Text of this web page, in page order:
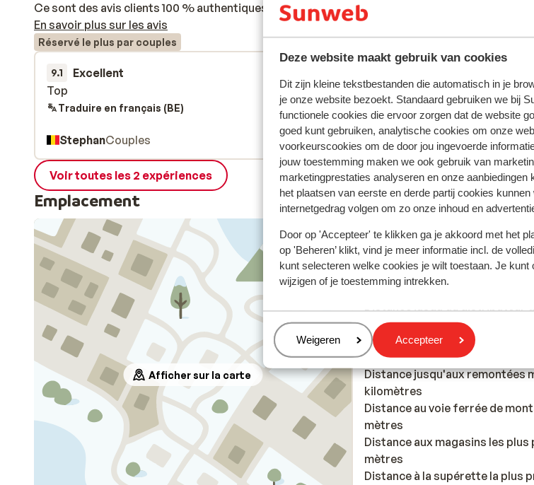
Deze website maakt gebruik van cookies
Dit zijn kleine tekstbestanden die automatisch in je
je onze website bezoekt. Standaard gebruiken we bij
functionele cookies die ervoor zorgen dat de website
goed kunt gebruiken, analytische cookies om onze
voorkeurscookies om de door jou ingevoerde
jouw toestemming maken we ook gebruik van
marketingprestaties analyseren en onze aanbiedingen
het plaatsen van eerste en derde partij cookies
internetgedrag volgen om zo onze inhoud en
Door op 'Accepteer' te klikken ga je akkoord met het
op 'Beheren’ klikt, vind je meer informatie incl. de
kunt selecteren welke cookies je wilt toestaan. Je
wijzigen of je toestemming intrekken.
Beheren
Weigeren Accepteer
Ce sont des avis clients 100 % authentiques qui reflètent fidèlement leur expérience avec
En savoir plus sur les avis
Réservé le plus par couples
9.1 Excellent
Top
Top
Traduire en français (BE)
StephanCouples
Sehr freundlichen und offenes
Zimmer, Nähe Ski Gebiet.
Sehr freundlichen und offenes
Zimmer, Nähe Ski Gebiet.
Traduire en français (BE)
Anonyme Couples
Voir toutes les 2 expériences
Emplacement
Afficher sur la carte
À proximité
Dans le centre
Distance jusqu'à la gare
Distance jusqu'à l'arrêt de bus
Distance jusqu'au distributeur
mètres
Distance jusqu'aux pistes de
environ 1,5 kilomètres
Distance jusqu'aux remontées
kilomètres
Distance au voie ferrée de
mètres
Distance aux magasins les plus
mètres
Distance à la supérette la plus